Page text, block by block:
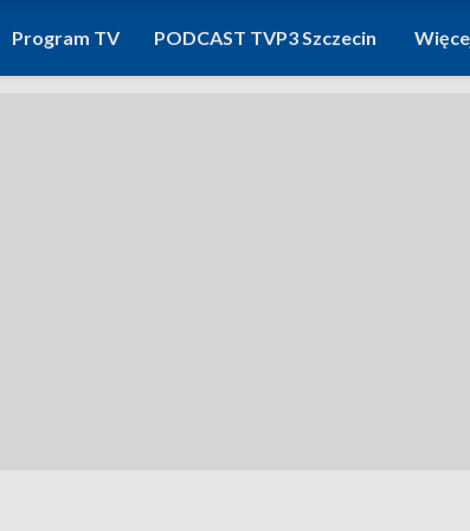
Program TV PODCAST TVP3 Szczecin